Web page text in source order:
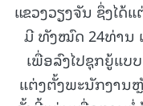
ແຂວງວຽງຈັນ ຊຶ່ງໄ
ມີ ທັງໝົດ 24ທ່ານ
ເພື່ອລົງໄປຊຸກຍູ້ແບ
ແຕ່ງຕັ້ງພະນັກງານ